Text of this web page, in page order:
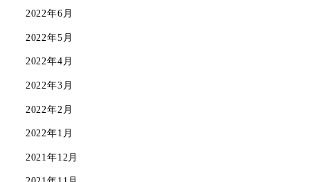
2022年6月
2022年5月
2022年4月
2022年3月
2022年2月
2022年1月
2021年12月